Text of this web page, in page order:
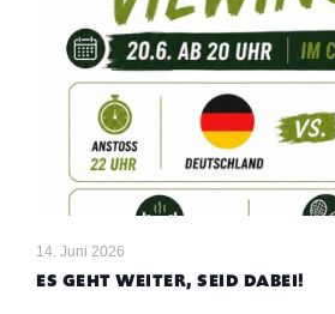
14. Juni 2026
ES GEHT WEITER, SEID DABEI!